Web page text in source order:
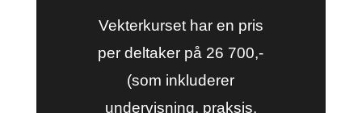
Vekterkurset har en pris
per deltaker på 26 700,-
(som inkluderer
undervisning, praksis,